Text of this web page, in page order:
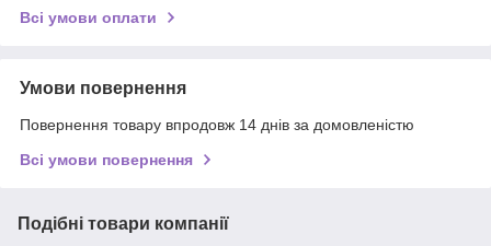
Всі умови оплати
Умови повернення
Повернення товару впродовж 14 днів за домовленістю
Всі умови повернення
Подібні товари компанії